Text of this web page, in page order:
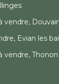
vendre,
Evian les
Thonon